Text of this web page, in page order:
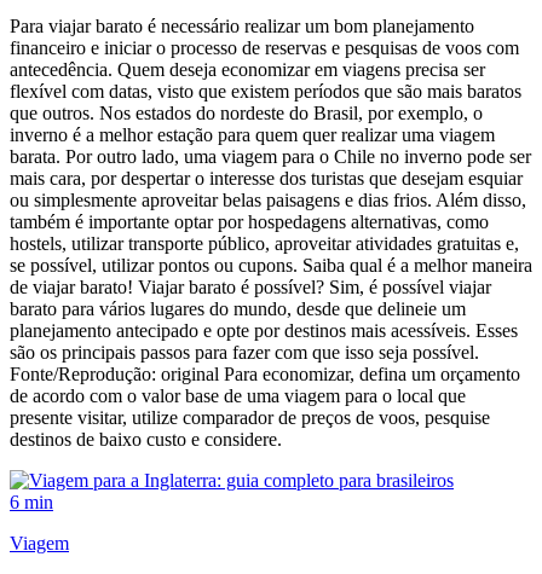
Para viajar barato é necessário realizar um bom planejamento
financeiro e iniciar o processo de reservas e pesquisas de voos com
antecedência. Quem deseja economizar em viagens precisa ser
flexível com datas, visto que existem períodos que são mais baratos
que outros. Nos estados do nordeste do Brasil, por exemplo, o
inverno é a melhor estação para quem quer realizar uma viagem
barata. Por outro lado, uma viagem para o Chile no inverno pode ser
mais cara, por despertar o interesse dos turistas que desejam esquiar
ou simplesmente aproveitar belas paisagens e dias frios. Além disso,
também é importante optar por hospedagens alternativas, como
hostels, utilizar transporte público, aproveitar atividades gratuitas e,
se possível, utilizar pontos ou cupons. Saiba qual é a melhor maneira
de viajar barato! Viajar barato é possível? Sim, é possível viajar
barato para vários lugares do mundo, desde que delineie um
planejamento antecipado e opte por destinos mais acessíveis. Esses
são os principais passos para fazer com que isso seja possível.
Fonte/Reprodução: original Para economizar, defina um orçamento
de acordo com o valor base de uma viagem para o local que
presente visitar, utilize comparador de preços de voos, pesquise
destinos de baixo custo e considere.
6 min
Viagem